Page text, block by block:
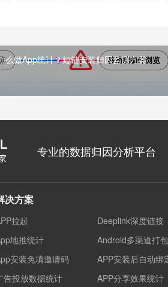
么做App统计？短链安装归因监测方案
专业的数据归因分析平台
决方案
拉起
Deeplink深度链接
地推统计
Android多渠道打包
安装免填邀请码
APP安装后自动绑
告投放数据统计
APP分享效果统计